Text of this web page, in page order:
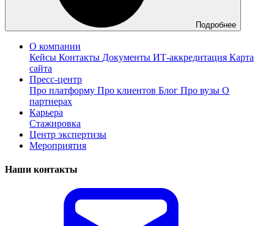
Подробнее
О компании
Кейсы Контакты Документы ИТ-аккредитация Карта
сайта
Пресс-центр
Про платформу Про клиентов Блог Про вузы О
партнерах
Карьера
Стажировка
Центр экспертизы
Мероприятия
Наши контакты